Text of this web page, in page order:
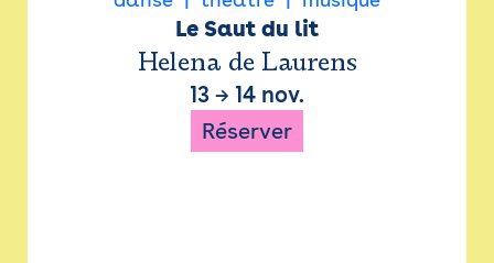
Le Saut du lit
Helena de Laurens
13 → 14 nov.
Réserver